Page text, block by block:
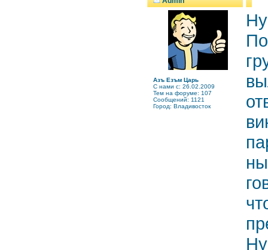
Азъ Езъм Царь
C нами с: 26.02.2009
Тем на форуме: 107
Сообщений: 1121
Город: Владивосток